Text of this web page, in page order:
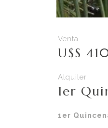
Venta
U$S
Alquiler
1er
1er